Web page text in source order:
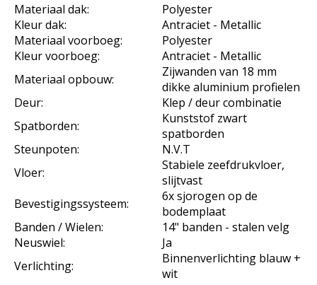
Materiaal dak:
Polyester
Kleur dak:
Antraciet - Metallic
Materiaal voorboeg:
Polyester
Kleur voorboeg:
Antraciet - Metallic
Materiaal opbouw:
Zijwanden van 18 mm
dikke aluminium profielen
Deur:
Klep / deur combinatie
Spatborden:
Kunststof zwart
spatborden
Steunpoten:
N.V.T
Vloer:
Stabiele zeefdrukvloer,
slijtvast
Bevestigingssysteem:
6x sjorogen op de
bodemplaat
Banden / Wielen:
14" banden - stalen velg
Neuswiel:
Ja
Verlichting:
Binnenverlichting blauw +
wit